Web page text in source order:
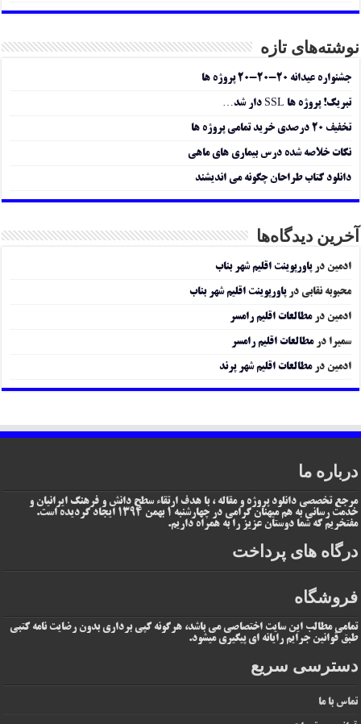
نوشته‌های تازه
جشنواره عیدانه ۲۰-۲۰-۲۰ پروژه ها
تبریک! پروژه ها SSL دار شد…
تخفیف ۲۰ درصدی خرید تمامی پروژه ها
نکات خلاصه شده درس بیماری های ماهی
دانلود کتاب طراحان چگونه می اندیشند
آخرین دیدگاه‌ها
ادمین درپاورپوینت اقلیم شهر بناب
محبوبه نقابی درپاورپوینت اقلیم شهر بناب
ادمین درمطالعات اقلیم رامسر
سمیرا درمطالعات اقلیم رامسر
ادمین درمطالعات اقلیم شهر پرند
درباره ما
مرجع تخصصی دانلود پروژه و مقاله ، با هدف ارتقاء سطح دانش و فرهنگ ایرانیان و
خدمت رسانی به هم میهنان گرامی در چهارشنبه 1 بهمن 1394 ایجاد گردیده است.
مفتخریم که شما دوستان عزیز را به همراه داریم.
درگاه های پرداخت
فروشگاه
تمامی مطالب این سایت اختصاصی می باشد، هرگونه کپی برداری بدون رضایت نامه کتبی
طبق قوانین جرایم رایانه ای پیگیری میشود.
دسترسی سریع
تماس با ما